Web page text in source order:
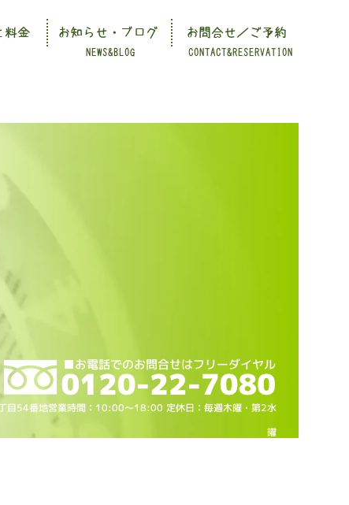
CONTACT&RESERVATION
NEWS&BLOG
料金 お知らせ・ブログ お問合せ／ご予約
54番地営業時間：10:00～18:00 定休日：毎週木曜・第2水
曜